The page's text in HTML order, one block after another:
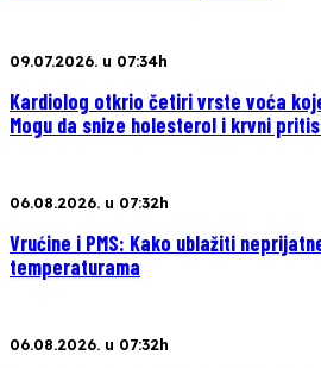
09.07.2026. u 07:34h
Kardiolog otkrio četiri vrste voća
Mogu da snize holesterol i krvni
06.08.2026. u 07:32h
Vrućine i PMS: Kako ublažiti
temperaturama
06.08.2026. u 07:32h